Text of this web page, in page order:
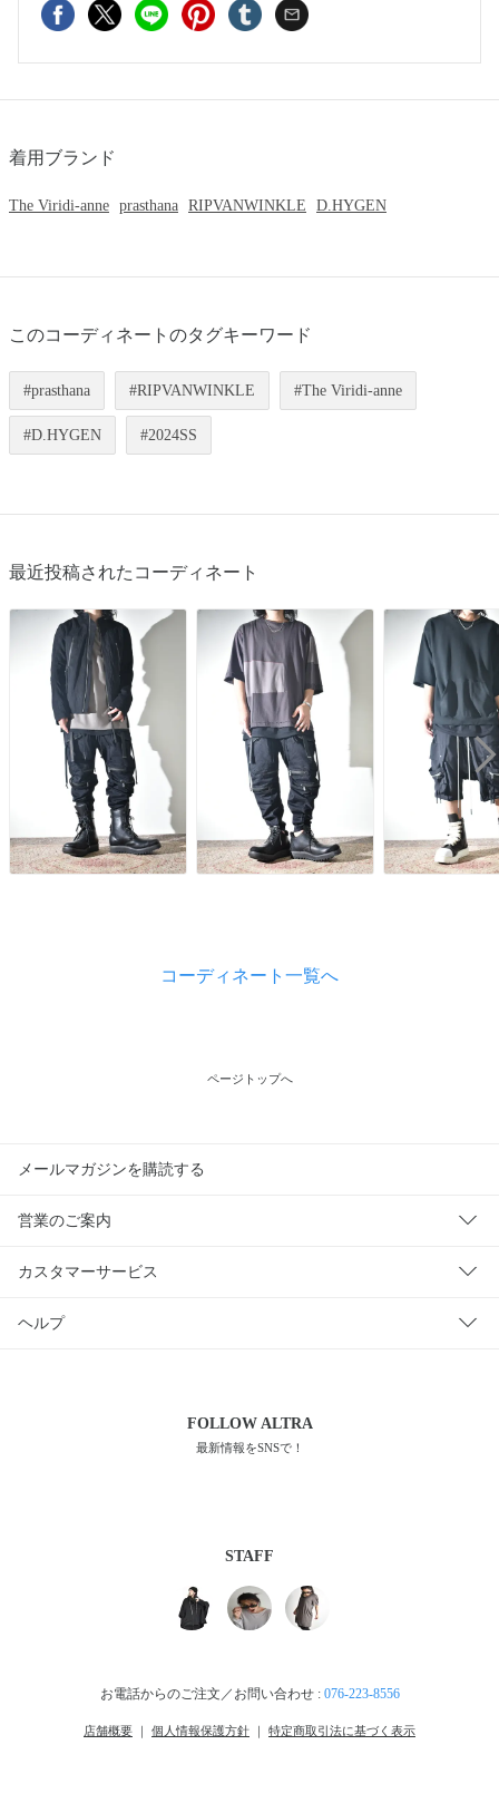
着用ブランド
The Viridi-anne prasthana RIPVANWINKLE D.HYGEN
このコーディネートのタグキーワード
prasthana RIPVANWINKLE The Viridi-anne
D.HYGEN 2024SS
最近投稿されたコーディネート
コーディネート一覧へ
ページトップへ
メールマガジンを購読する
営業のご案内
カスタマーサービス
ヘルプ
FOLLOWALTRA
最新情報をSNSで！
STAFF
お電話からのご注文／お問い合わせ : 076-223-8556
店舗概要 ｜ 個人情報保護方針 ｜ 特定商取引法に基づく表示